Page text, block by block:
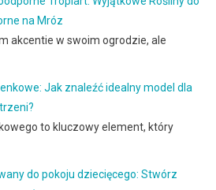
na Mróz
akcentie w swoim ogrodzie, ale
Jak znaleźć idealny model dla
to kluczowy element, który
do pokoju dziecięcego: Stwórz